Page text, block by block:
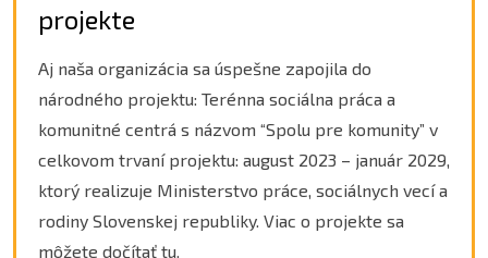
projekte
Aj naša organizácia sa úspešne zapojila do
národného projektu: Terénna sociálna práca a
komunitné centrá s názvom “Spolu pre komunity” v
celkovom trvaní projektu: august 2023 – január 2029,
ktorý realizuje Ministerstvo práce, sociálnych vecí a
rodiny Slovenskej republiky. Viac o projekte sa
môžete dočítať tu.